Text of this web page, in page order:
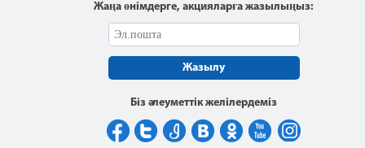
Жаңа өнімдерге, акцияларға жазылыңыз:
Жазылу
Біз әлеуметтік желілердеміз